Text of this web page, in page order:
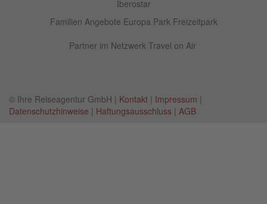
Iberostar
Familien Angebote Europa Park Freizeitpark
Partner im Netzwerk Travel on Air
© Ihre Reiseagentur GmbH | Kontakt | Impressum |
Datenschutzhinweise | Haftungsausschluss | AGB